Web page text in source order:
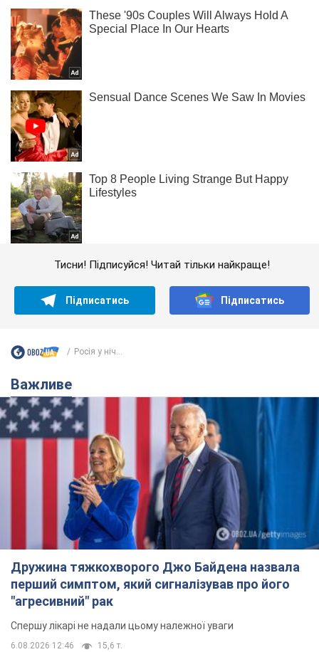
Тисни! Підписуйся! Читай тільки найкраще!
Підписатись Підписатись
Росія у ніч...
Важливе
Дружина тяжкохворого Джо Байдена назвала
перший симптом, який сигналізував про його
"агресивний" рак
Спершу лікарі не надали цьому належної уваги
6.08.2026 12:46 15,6 т.